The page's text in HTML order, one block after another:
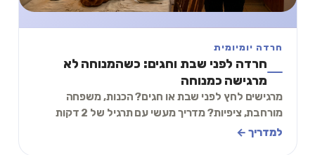
חרדה יומיומית
חרדה לפני שבת וחגים: כשהמנוחה לא
מרגישה כמנוחה
מרגישים לחץ לפני שבת או חגים? הכנות, משפחה
מורחבת, ציפיות? מדריך מעשי עם תרגיל של 2 דקות
להתמודדות עם חרדה לפני ימי מנוחה.
למדריך ←